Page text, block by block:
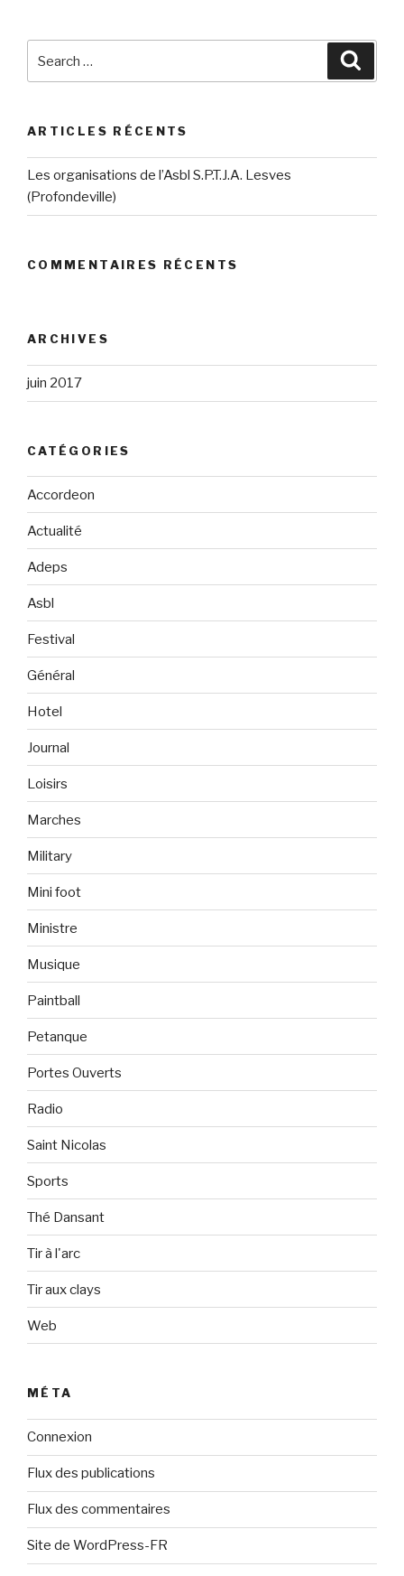
for:
ARTICLES RÉCENTS
Les organisations de l’Asbl S.P.T.J.A. Lesves
(Profondeville)
COMMENTAIRES RÉCENTS
ARCHIVES
juin 2017
CATÉGORIES
Accordeon
Actualité
Adeps
Asbl
Festival
Général
Hotel
Journal
Loisirs
Marches
Military
Mini foot
Ministre
Musique
Paintball
Petanque
Portes Ouverts
Radio
Saint Nicolas
Sports
Thé Dansant
Tir à l'arc
Tir aux clays
Web
MÉTA
Connexion
Flux des publications
Flux des commentaires
Site de WordPress-FR